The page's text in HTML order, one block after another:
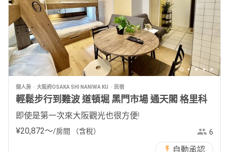
個人房 大阪府OSAKA SHI NANIWA KU 民宿
輕鬆步行到難波 道頓堀 黑門市場 通天閣 格里科
即使是第一次來大阪觀光也很方便!
¥20,872〜/房間 （含稅） 6
自動承認